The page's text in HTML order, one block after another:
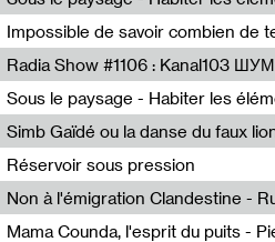
Nastassja Martin
Mélanie Blaison,Mateo Cuin
Radia Show #1106 : Kanal103 ШУМ
Kanal103
Nastassja Martin
Pierrick Mouton,Simb Gaïdé
Réservoir sous pression
Eden Tinto Collins,Rukku Djinne